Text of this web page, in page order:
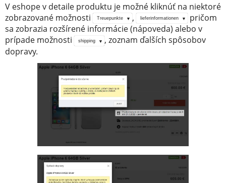
V eshope v detaile produktu je možné kliknúť na niektoré
zobrazované možnosti
Treuepunkte , lieferinformationen
pričom
sa zobrazia rozšírené informácie (nápoveda) alebo v
prípade možnosti
shipping
, zoznam ďalších spôsobov
dopravy.